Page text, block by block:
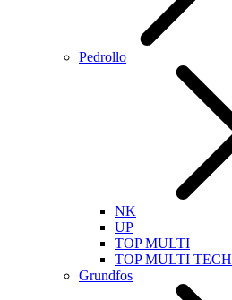
Pedrollo
NK
UP
TOP MULTI
TOP MULTI TECH
Grundfos